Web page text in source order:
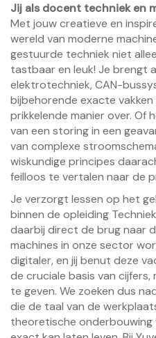
Jij als docent techniek en
Met jouw creatieve en
wereld van moderne
gestuurde techniek niet
tastbaar en leuk! Je brengt
elektrotechniek, CAN-
bijbehorende exacte
prikkelende manier over. Of
van een storing in een
van complexe
wiskundige principes
feilloos te vertalen naar de
Je verzorgt lessen op het
binnen de opleiding
daarbij direct de brug naar
machines in onze sector
digitaler, en jij benut deze
de cruciale basis van
te geven. We zoeken dus
die de taal van de
theoretische onderbouwing